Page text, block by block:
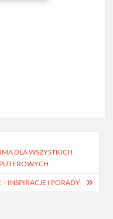
DLA WSZYSTKICH
INSPIRACJE I PORADY